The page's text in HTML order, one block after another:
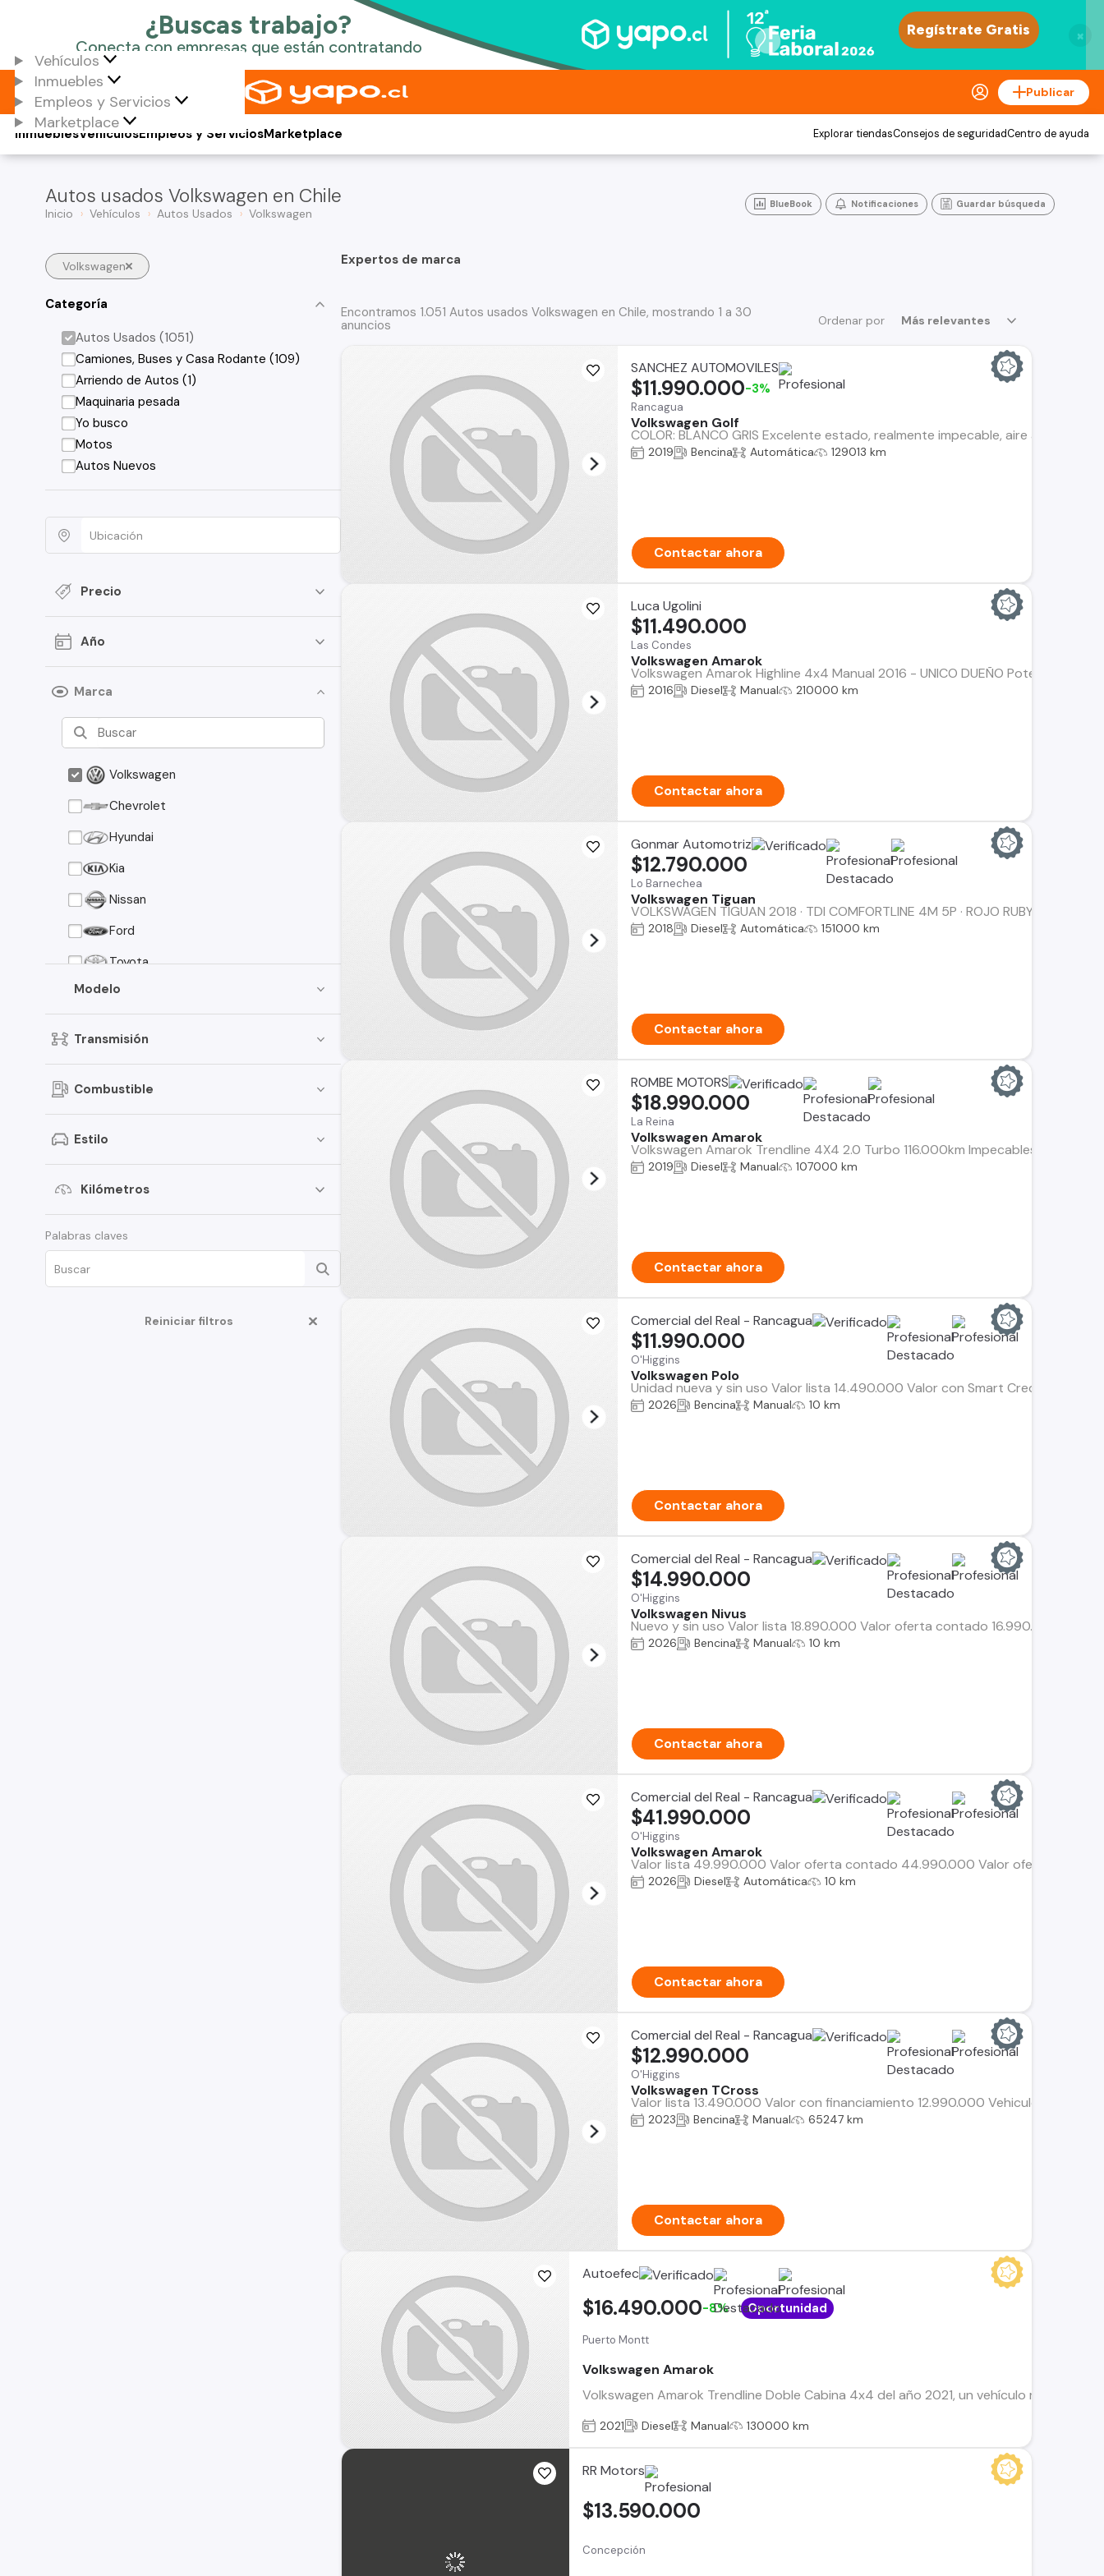
×
Vehículos
Inmuebles
Empleos y Servicios
Marketplace
Publicar
Vehículos
Inmuebles Empleos y ServiciosMarketplace Explorar tiendasConsejos de seguridadCentro de ayuda
Autos usados Volkswagen en Chile
Inicio Vehículos Autos Usados Volkswagen
BlueBook Notificaciones Guardar búsqueda
Volkswagen
Categoría
Autos Usados (1051)
Camiones, Buses y Casa Rodante (109)
Arriendo de Autos (1)
Maquinaria pesada
Yo busco
Motos
Autos Nuevos
Precio
Año
Marca
Volkswagen
Chevrolet
Hyundai
Kia
Nissan
Ford
Toyota
Suzuki
Mitsubishi
SsangYong
Chery
Modelo
Transmisión
Combustible
Estilo
Kilómetros
Palabras claves
Reiniciar filtros
Expertos de marca
Ordenar por Más relevantes
Encontramos 1.051 Autos usados Volkswagen en Chile, mostrando 1 a 30
anuncios
SANCHEZ AUTOMOVILES
Rancagua
Volkswagen Golf
COLOR: BLANCO GRIS Excelente estado, realmente impecable, aire
$11.990.000-3%
2019 Bencina Automática 129013 km
Contactar ahora
Luca Ugolini
Las Condes
Volkswagen Amarok
Volkswagen Amarok Highline 4x4 Manual 2016 - UNICO DUEÑO Potencia,
$11.490.000
2016 Diesel Manual 210000 km
Contactar ahora
Gonmar Automotriz
Lo Barnechea
Volkswagen Tiguan
VOLKSWAGEN TIGUAN 2018 · TDI COMFORTLINE 4M 5P · ROJO RUBY ·
$12.790.000
2018 Diesel Automática 151000 km
Contactar ahora
ROMBE MOTORS
La Reina
Volkswagen Amarok
Volkswagen Amarok Trendline 4X4 2.0 Turbo 116.000km Impecables
$18.990.000
2019 Diesel Manual 107000 km
Contactar ahora
Comercial del Real - Rancagua
O'Higgins
Volkswagen Polo
Unidad nueva y sin uso Valor lista 14.490.000 Valor con Smart Credit
$11.990.000
2026 Bencina Manual 10 km
Contactar ahora
Comercial del Real - Rancagua
O'Higgins
Volkswagen Nivus
Nuevo y sin uso Valor lista 18.890.000 Valor oferta contado 16.990.000 Valor
$14.990.000
2026 Bencina Manual 10 km
Contactar ahora
Comercial del Real - Rancagua
O'Higgins
Volkswagen Amarok
Valor lista 49.990.000 Valor oferta contado 44.990.000 Valor oferta smart
$41.990.000
2026 Diesel Automática 10 km
Contactar ahora
Comercial del Real - Rancagua
O'Higgins
Volkswagen TCross
Valor lista 13.490.000 Valor con financiamiento 12.990.000 Vehiculo con
$12.990.000
2023 Bencina Manual 65247 km
Contactar ahora
Autoefec
Puerto Montt
Volkswagen Amarok
Volkswagen Amarok Trendline Doble Cabina 4x4 del año 2021, un vehículo robusto
$16.490.000-8% Oportunidad
2021 Diesel Manual 130000 km
RR Motors
Concepción
$13.590.000